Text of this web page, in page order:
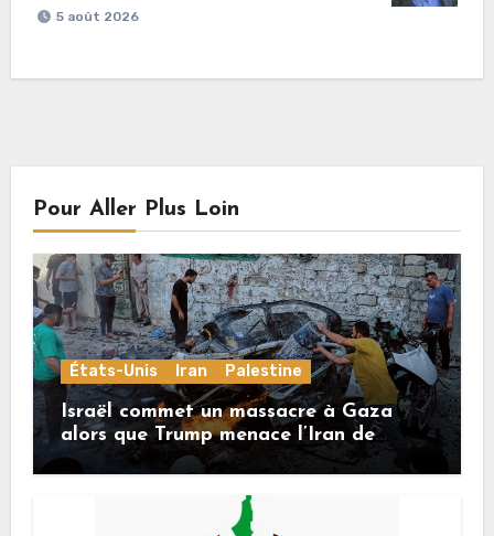
5 août 2026
Pour Aller Plus Loin
États-Unis Iran Palestine
Israël commet un massacre à Gaza
alors que Trump menace l’Iran de
«décapitation»